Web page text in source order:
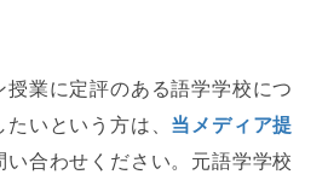
授業に定評のある語学学校につ
いという方は、 当メディア提
い合わせください。元語学学校